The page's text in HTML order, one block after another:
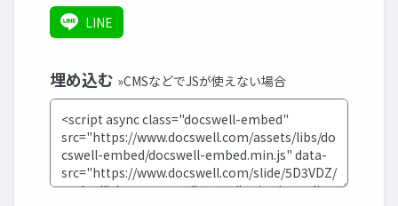
LINE
埋め込む »CMSなどでJSが使えない場合